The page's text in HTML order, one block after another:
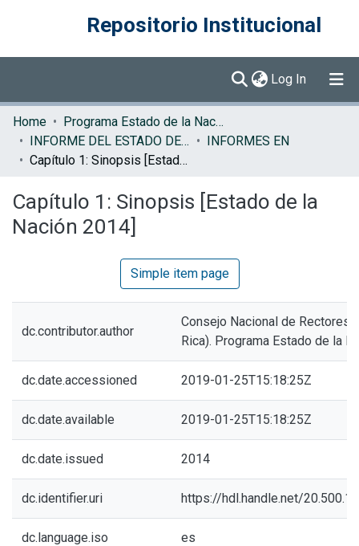
Repositorio Institucional
Log In (current)
Communities & Collections
Browse DSpace
Home
Programa Estado de la Nación (PEN)
INFORME DEL ESTADO DE LA NACION
INFORMES EN
Capítulo 1: Sinopsis [Estado de la Nación 2014]
Capítulo 1: Sinopsis [Estado de la
Nación 2014]
Simple item page
dc.contributor.author
Consejo Nacional de Rectores
Rica). Programa Estado de la
dc.date.accessioned 2019-01-25T15:18:25Z
dc.date.available 2019-01-25T15:18:25Z
dc.date.issued 2014
dc.identifier.uri https://hdl.handle.net/
dc.language.iso es